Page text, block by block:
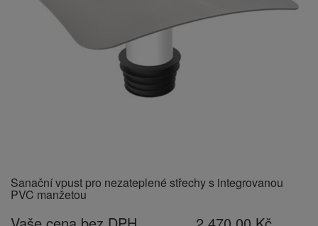
Sanační vpust pro nezateplené střechy s integrovanou
PVC manžetou